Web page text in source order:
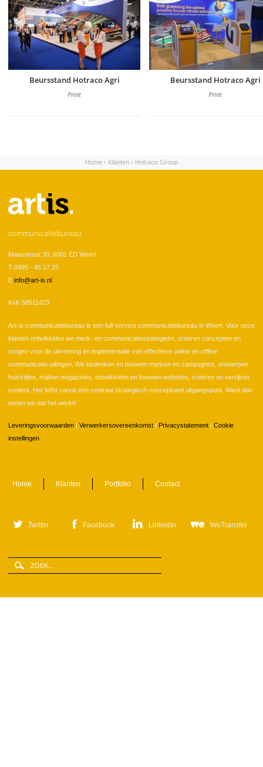
Beursstand Hotraco Agri
Print
Beursstand Hotraco Agri
Print
U bent hier
Home › Klanten › Hotraco Group
communicatiebureau
Maasstraat 30, 6001 ED Weert
T 0495 - 45 17 25
E info@art-is.nl
KvK 58511423
Art-is communicatiebureau is een full-service communicatiebureau in Weert. Voor onze
klanten ontwikkelen we merk- en communicatiestrategieën, creëren concepten en
zorgen voor de uitvoering en implementatie van effectieve online en offline
communicatie-uitingen. We bedenken en bouwen merken en campagnes, ontwerpen
huisstijlen, maken magazines, ontwikkelen en bouwen websites, creëren en verrijken
content. Het liefst vanuit één centraal strategisch-conceptueel uitgangspunt. Want dan
weten we dat het werkt!
Leveringsvoorwaarden Verwerkersovereenkomst Privacystatement
Cookie
instellingen
Home Klanten Portfolio Contact
Twitter Facebook LinkedIn WeTransfer
Zoeken